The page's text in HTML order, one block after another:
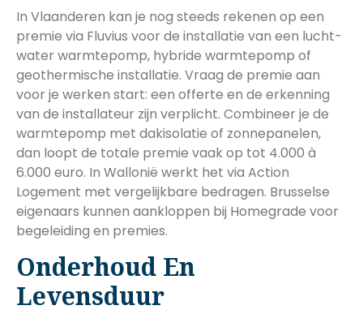
In Vlaanderen kan je nog steeds rekenen op een
premie via Fluvius voor de installatie van een lucht-
water warmtepomp, hybride warmtepomp of
geothermische installatie. Vraag de premie aan
voor je werken start: een offerte en de erkenning
van de installateur zijn verplicht. Combineer je de
warmtepomp met dakisolatie of zonnepanelen,
dan loopt de totale premie vaak op tot 4.000 à
6.000 euro. In Wallonië werkt het via Action
Logement met vergelijkbare bedragen. Brusselse
eigenaars kunnen aankloppen bij Homegrade voor
begeleiding en premies.
Onderhoud En
Levensduur